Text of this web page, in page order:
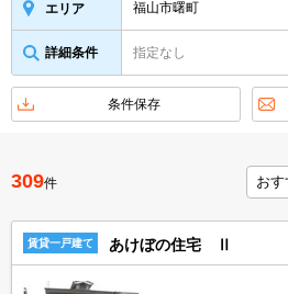
物件特
不動産
TOP
エリア 福山市曙町
詳細条件 指定なし
条件保存
309件
賃貸一戸建て あけぼの住宅 Ⅱ